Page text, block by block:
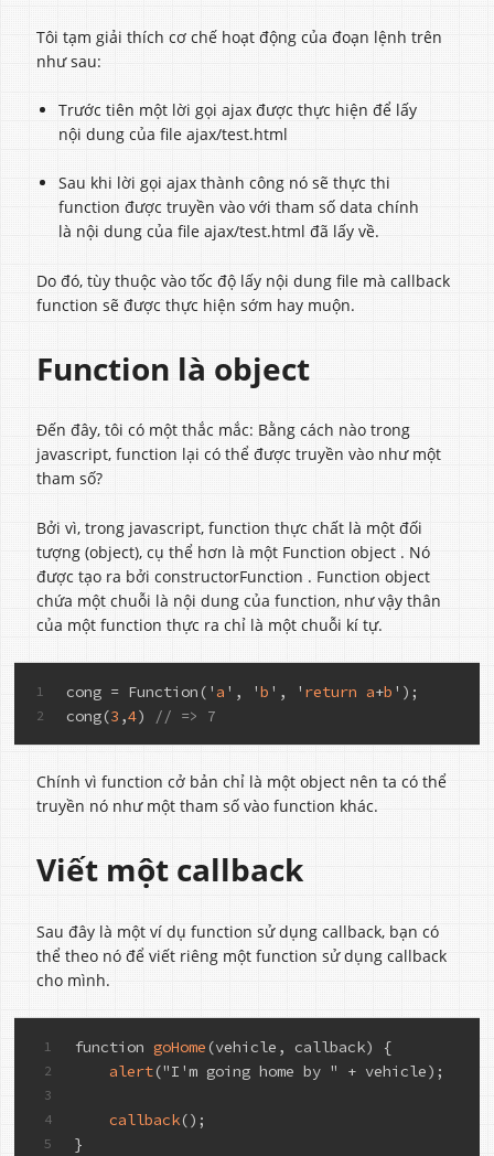
Tôi tạm giải thích cơ chế hoạt động của đoạn lệnh trên
như sau:
Trước tiên một lời gọi ajax được thực hiện để lấy
nội dung của file ajax/test.html
Sau khi lời gọi ajax thành công nó sẽ thực thi
function được truyền vào với tham số data chính
là nội dung của file ajax/test.html đã lấy về.
Do đó, tùy thuộc vào tốc độ lấy nội dung file mà callback
function sẽ được thực hiện sớm hay muộn.
Function là object
Đến đây, tôi có một thắc mắc: Bằng cách nào trong
javascript, function lại có thể được truyền vào như một
tham số?
Bởi vì, trong javascript, function thực chất là một đối
tượng (object), cụ thể hơn là một Function object . Nó
được tạo ra bởi constructorFunction . Function object
chứa một chuỗi là nội dung của function, như vậy thân
của một function thực ra chỉ là một chuỗi kí tự.
1
2
cong = Function(' a ', 'b ', ' return a+b ') ;
cong(3 ,4) // => 7
Chính vì function cở bản chỉ là một object nên ta có thể
truyền nó như một tham số vào function khác.
Viết một callback
Sau đây là một ví dụ function sử dụng callback, bạn có
thể theo nó để viết riêng một function sử dụng callback
cho mình.
1
2
3
4
5
function goHome (vehicle, callback) {
alert("I'm going home by " + vehicle);
callback();
}